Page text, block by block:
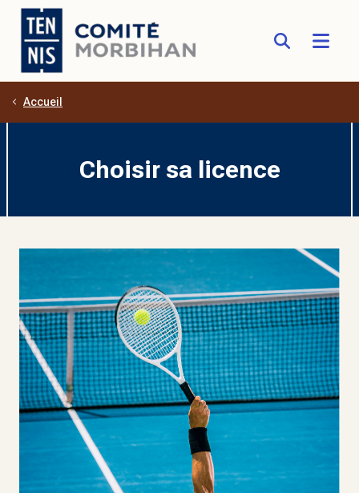
Aller au contenu principal
Accueil
Choisir sa licence